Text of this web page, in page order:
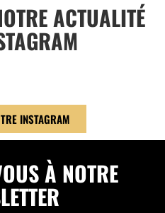
ACTUALITÉ
INSTAGRAM
À NOTRE